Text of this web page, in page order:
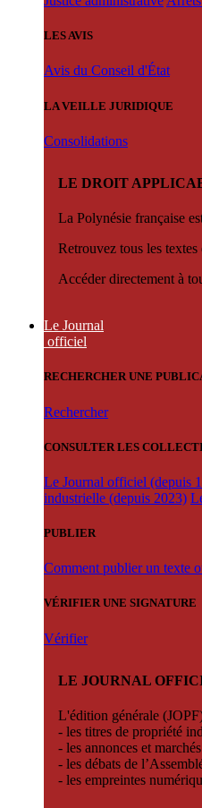
LES AVIS
Avis du Conseil d'État
LA VEILLE JURIDIQUE
Consolidations
LE DROIT
La Polynésie française
Retrouvez tous les
Accéder directement à
Le Journal
officiel
RECHERCHER UNE
Rechercher
CONSULTER LES
Le Journal officiel (depuis
industrielle (depuis 2023)
PUBLIER
Comment publier un texte
VÉRIFIER UNE SIGNATURE
Vérifier
LE JOURNAL
L'édition générale
- les titres de propriété
- les annonces et
- les débats de
- les empreintes